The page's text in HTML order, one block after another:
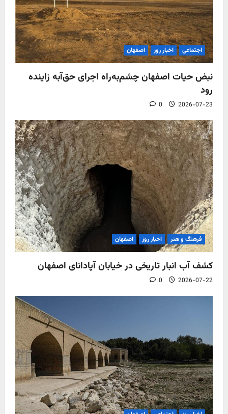
اجتماعی اخبار روز اصفهان
نبض حیات اصفهان چشم‌به‌راه اجرای حق‌آبه زاینده
رود
2026-07-23
0
فرهنگ و هنر اخبار روز اصفهان
کشف آب‌ انبار تاریخی در خیابان آپادانای اصفهان
2026-07-22
0